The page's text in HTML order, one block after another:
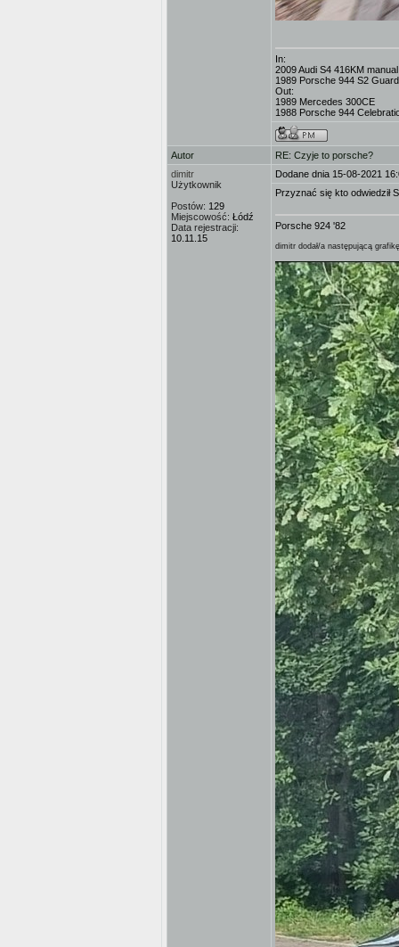
In:
2009 Audi S4 416KM
1989 Porsche 944 S2
Out:
1989 Mercedes 300CE
1988 Porsche 944
Autor
RE: Czyje to porsche?
dimitr
Użytkownik
Postów: 129
Miejscowość: Łódź
Data rejestracji:
10.11.15
Dodane dnia 15-08-2021
Przyznać się kto odwiedził
Porsche 924 '82
dimitr dodał/a następującą